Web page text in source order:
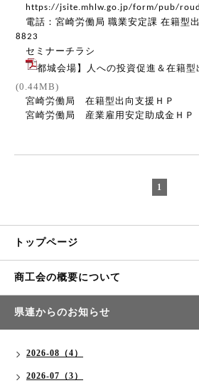
https://jsite.mhlw.go.jp/form/pub/
電話：宮崎労働局 職業安定課 在籍型
8823
セミナーチラシ
都城会場】人への投資促進＆在籍
(0.44MB)
宮崎労働局 在籍型出向支援ＨＰ
宮崎労働局
産業雇用安定助成金ＨＰ
1
トップページ
商工会の概要について
県連からのお知らせ
2026-08（4）
2026-07（3）